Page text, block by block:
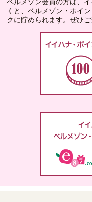
くと、ベルメゾン・ポイ
クに貯められます。ぜひご